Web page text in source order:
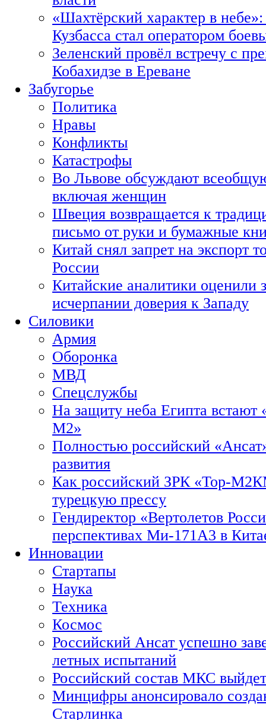
«Шахтёрский характер в
Кузбасса стал оператором
Зеленский провёл встречу с
Кобахидзе в Ереване
Забугорье
Политика
Нравы
Конфликты
Катастрофы
Во Львове обсуждают
включая женщин
Швеция возвращается к
письмо от руки и бумажные
Китай снял запрет на экспорт
России
Китайские аналитики оценили
исчерпании доверия к Западу
Силовики
Армия
Оборонка
МВД
Спецслужбы
На защиту неба Египта встают
М2»
Полностью российский
развития
Как российский ЗРК «Тор-
турецкую прессу
Гендиректор «Вертолетов
перспективах Ми-171А3 в
Инновации
Стартапы
Наука
Техника
Космос
Российский Ансат успешно
летных испытаний
Российский состав МКС
Минцифры анонсировало
Старлинка